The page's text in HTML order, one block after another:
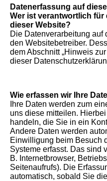
Datenerfassung auf
Wer ist verantwortlich
dieser Website?
Die Datenverarbeitung auf
den Websitebetreiber.
dem Abschnitt „Hinweis
dieser
Wie erfassen wir Ihre
Ihre Daten werden zum
uns diese mitteilen.
handeln, die Sie in ein
Andere Daten werden
Einwilligung beim Besuch
Systeme erfasst. Das sind
B. Internetbrowser,
Seitenaufrufs). Die
automatisch, sobald Sie